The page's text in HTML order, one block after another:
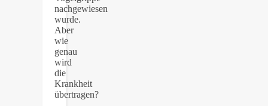
nachgewiesen
wurde.
Aber
wie
genau
wird
die
Krankheit
übertragen?